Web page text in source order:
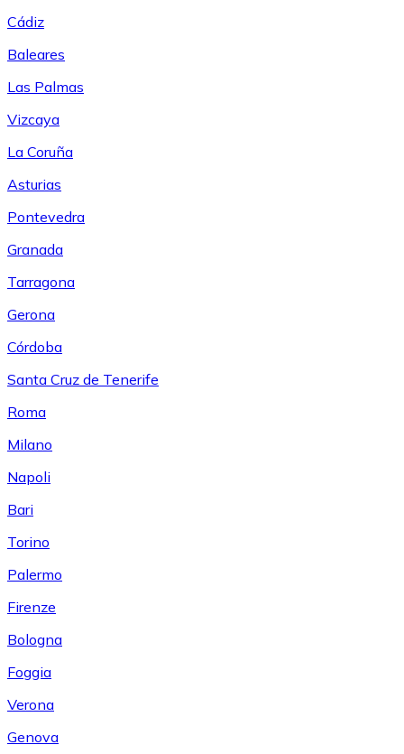
Cádiz
Baleares
Las Palmas
Vizcaya
La Coruña
Asturias
Pontevedra
Granada
Tarragona
Gerona
Córdoba
Santa Cruz de Tenerife
Roma
Milano
Napoli
Bari
Torino
Palermo
Firenze
Bologna
Foggia
Verona
Genova